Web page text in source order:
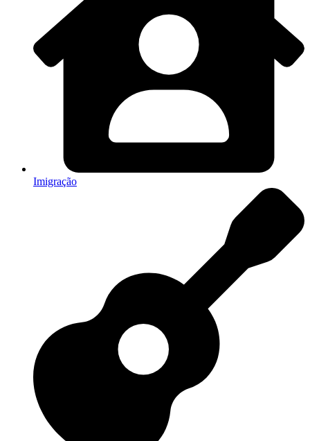
Imigração